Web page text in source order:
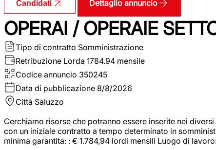
Candidati Dettaglio annuncio
OPERAI / OPERAIE
Tipo di contratto Somministrazione
Retribuzione Lorda 1784.94 mensile
Codice annuncio 350245
Data di pubblicazione 8/8/2026
Città Saluzzo
Cerchiamo risorse che potranno essere inserite nei
con un iniziale contratto a tempo determinato in
minima garantita: : € 1.784,94 lordi mensili Luogo di